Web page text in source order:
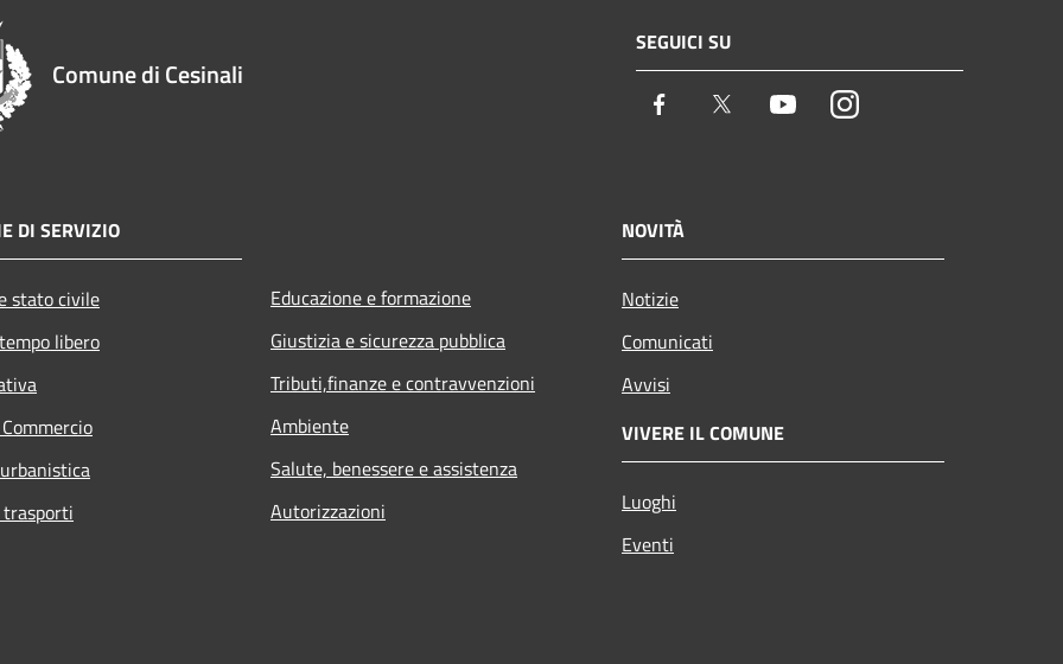
Comune di Cesinali
SEGUICI SU
Facebook Twitter YoutubeInstagram
DI SERVIZIO
stato civile
libero
Educazione e formazione
Giustizia e sicurezza pubblica
Tributi,finanze e contravvenzioni
Ambiente
Salute, benessere e assistenza
Autorizzazioni
NOVITÀ
Notizie
Comunicati
Avvisi
VIVERE IL COMUNE
Luoghi
Eventi